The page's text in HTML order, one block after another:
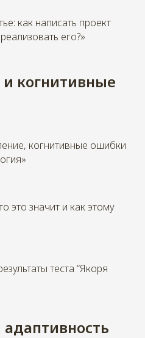
как написать проект
его?»
когнитивные
когнитивные ошибки
это значит и как этому
теста “Якоря